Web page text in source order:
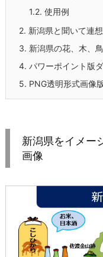
1.2. 使用例
2. 新潟県と聞いて連
3. 新潟県の花、木、鳥
4. パワーポイント版
5. PNG透明形式画像
新潟県をイメー
画像